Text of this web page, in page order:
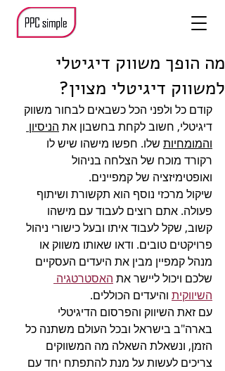
מה הופך משווק דיגיטלי
למשווק דיגיטלי מצוין?
קודם כל ולפני הכל כשבאים לבחור משווק
דיגיטלי, חשוב לקחת בחשבון את הניסיון
והמומחיות שלו. חפשו מישהו שיש לו
רקורד מוכח של הצלחה בניהול
ואופטימיזציה של קמפיינים.
שיקול מרכזי נוסף הוא תקשורת ושיתוף
פעולה. אתם רוצים לעבוד עם מישהו
קשוב, שקל לעבוד איתו ובעל כישורי ניהול
פרויקטים טובים. ודאו שאותו משווק או
מנהל קמפיין מבין את היעדים העסקיים
שלכם ויכול ליישר את האסטרטגיה
השיווקית והיעדים הכוללים.
עם זאת השיווק והפרסום הדיגיטלי
בארה"ב בישראל ובכל העולם משתנה כל
הזמן, ונשאלת השאלה מה המשווקים
צריכים לעשות על מנת להתפתח יחד עם